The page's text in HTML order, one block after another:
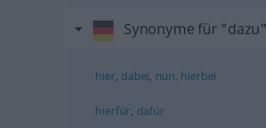
Synonyme für "dazu"
hier, dabei, nun, hierbei
hierfür, dafür